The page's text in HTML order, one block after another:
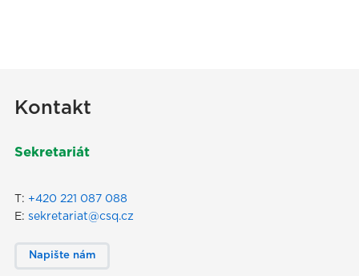
Kontakt
Sekretariát
T: +420 221 087 088
E: sekretariat@csq.cz
Napište nám